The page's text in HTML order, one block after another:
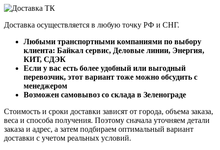
Доставка осуществляется в любую точку РФ и СНГ.
Любыми транспортными компаниями по выбору
клиента: Байкал сервис, Деловые линии, Энергия,
КИТ, СДЭК
Если у вас есть более удобный или выгодный
перевозчик, этот вариант тоже можно обсудить с
менеджером
Возможен самовывоз со склада в Зеленограде
Стоимость и сроки доставки зависят от города, объема заказа,
веса и способа получения. Поэтому сначала уточняем детали
заказа и адрес, а затем подбираем оптимальный вариант
доставки с учетом реальных условий.